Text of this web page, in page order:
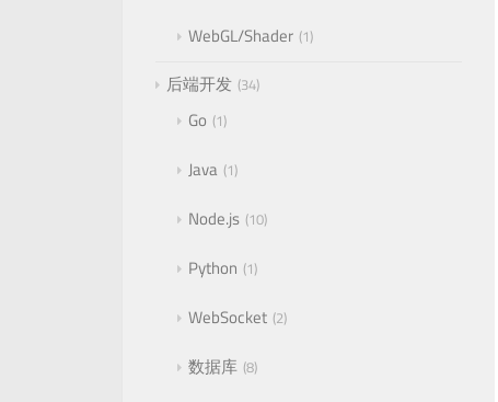
WebGL/Shader 1
后端开发 34
Go 1
Java 1
Node.js 10
Python 1
WebSocket 2
数据库 8